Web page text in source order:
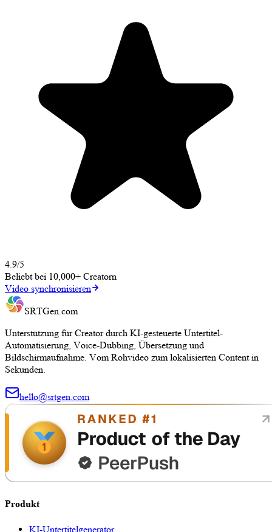
4.9/5
Beliebt bei 10,000+ Creatorn
Video synchronisieren
SRTGen.com
Unterstützung für Creator durch KI-gesteuerte Untertitel-
Automatisierung, Voice-Dubbing, Übersetzung und
Bildschirmaufnahme. Vom Rohvideo zum lokalisierten Content in
Sekunden.
hello@srtgen.com
Produkt
KI-Untertitelgenerator